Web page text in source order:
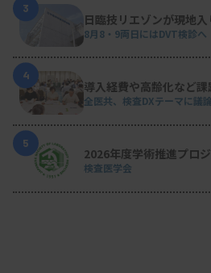
3
日臨技リエゾンが現地
8月8・9両日にはDVT検診へ
4
導入経費や高齢化など課
全医共、検査DXテーマに議論
5
2026年度学術推進プロ
検査医学会